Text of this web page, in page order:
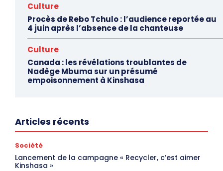
Culture
Procès de Rebo Tchulo : l’audience reportée au
4 juin après l’absence de la chanteuse
Culture
Canada : les révélations troublantes de
Nadège Mbuma sur un présumé
empoisonnement à Kinshasa
Articles récents
Société
Lancement de la campagne « Recycler, c’est aimer
Kinshasa »